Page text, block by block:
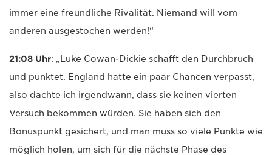
immer eine freundliche Rivalität. Niemand will vom
anderen ausgestochen werden!“
21:08 Uhr: „Luke Cowan-Dickie schafft den Durchbruch
und punktet. England hatte ein paar Chancen verpasst,
also dachte ich irgendwann, dass sie keinen vierten
Versuch bekommen würden. Sie haben sich den
Bonuspunkt gesichert, und man muss so viele Punkte wie
möglich holen, um sich für die nächste Phase des